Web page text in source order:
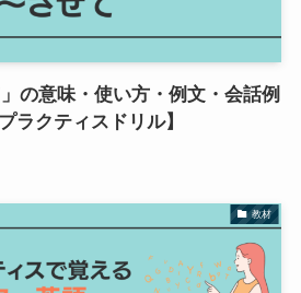
の意味・使い方・例文・会話例
ラクティスドリル】
教材